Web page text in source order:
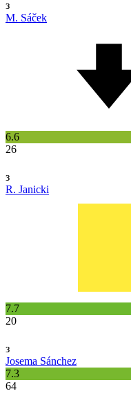
з
M. Sáček
6.6
26
з
R. Janicki
7.7
20
з
Josema Sánchez
7.3
64